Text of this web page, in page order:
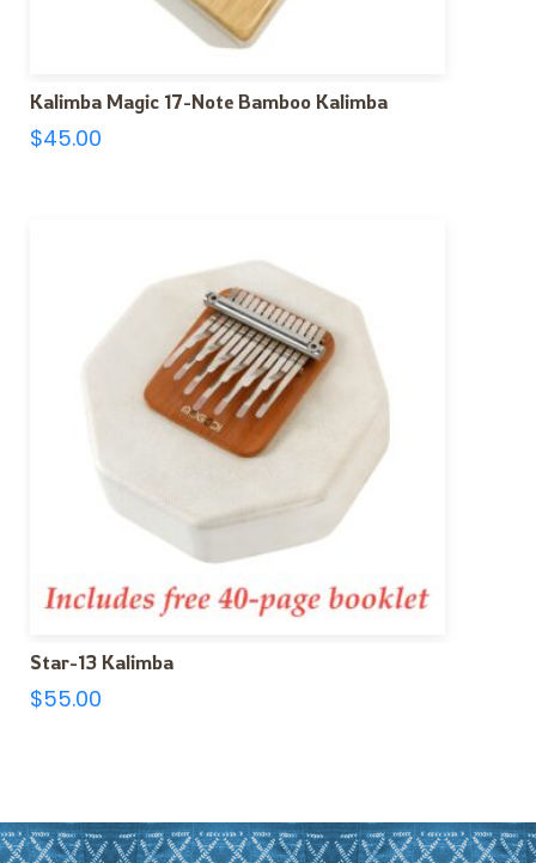
Kalimba Magic 17-Note Bamboo Kalimba
$45.00
Star-13 Kalimba
$55.00